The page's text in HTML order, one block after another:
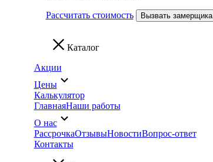
Рассчитать стоимость Вызвать замерщика
Каталог
Акции
Цены
Калькулятор
ГлавнаяНаши работы
О нас
РассрочкаОтзывыНовостиВопрос-ответ
Контакты